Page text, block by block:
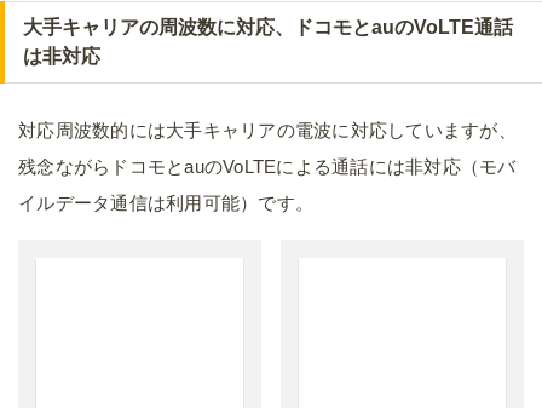
大手キャリアの周波数に対応、ドコモとauのVoLTE通話
は非対応
対応周波数的には大手キャリアの電波に対応していますが、
残念ながらドコモとauのVoLTEによる通話には非対応（モバ
イルデータ通信は利用可能）です。